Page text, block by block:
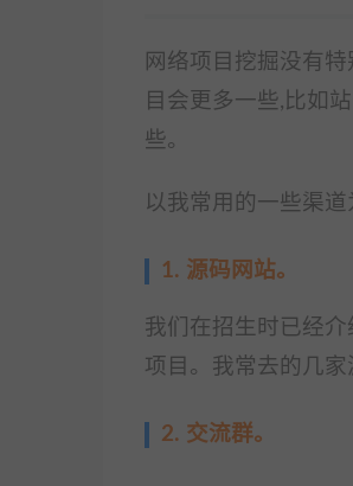
网络项目挖掘没有
目会更多一些,比如
些。
以我常用的一些渠道
1. 源码网站。
我们在招生时已经
项目。我常去的几家
2. 交流群。